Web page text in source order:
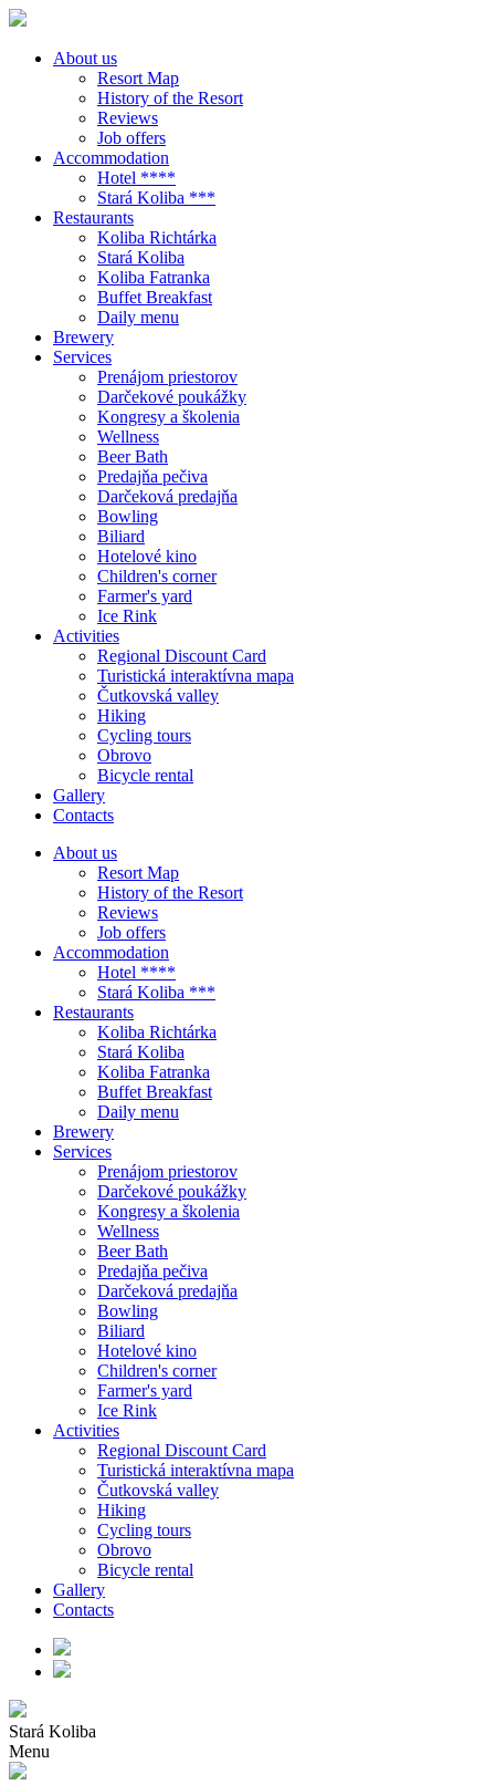
About us
Resort Map
History of the Resort
Reviews
Job offers
Accommodation
Hotel ****
Stará Koliba ***
Restaurants
Koliba Richtárka
Stará Koliba
Koliba Fatranka
Buffet Breakfast
Daily menu
Brewery
Services
Prenájom priestorov
Darčekové poukážky
Kongresy a školenia
Wellness
Beer Bath
Predajňa pečiva
Darčeková predajňa
Bowling
Biliard
Hotelové kino
Children's corner
Farmer's yard
Ice Rink
Activities
Regional Discount Card
Turistická interaktívna mapa
Čutkovská valley
Hiking
Cycling tours
Obrovo
Bicycle rental
Gallery
Contacts
About us
Resort Map
History of the Resort
Reviews
Job offers
Accommodation
Hotel ****
Stará Koliba ***
Restaurants
Koliba Richtárka
Stará Koliba
Koliba Fatranka
Buffet Breakfast
Daily menu
Brewery
Services
Prenájom priestorov
Darčekové poukážky
Kongresy a školenia
Wellness
Beer Bath
Predajňa pečiva
Darčeková predajňa
Bowling
Biliard
Hotelové kino
Children's corner
Farmer's yard
Ice Rink
Activities
Regional Discount Card
Turistická interaktívna mapa
Čutkovská valley
Hiking
Cycling tours
Obrovo
Bicycle rental
Gallery
Contacts
Stará Koliba
Menu